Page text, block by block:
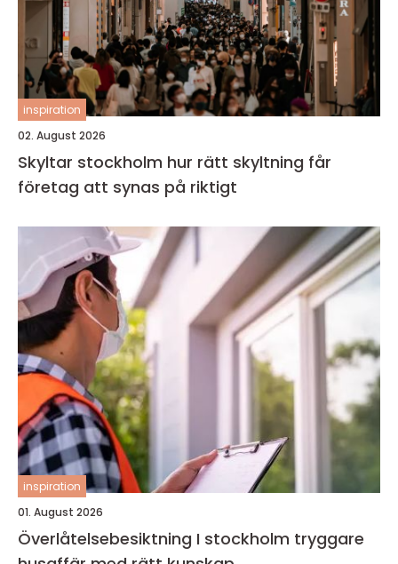
inspiration
02. August 2026
Skyltar stockholm hur rätt skyltning får
företag att synas på riktigt
inspiration
01. August 2026
Överlåtelsebesiktning I stockholm tryggare